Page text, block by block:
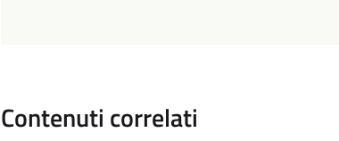
Contenuti correlati